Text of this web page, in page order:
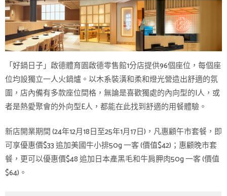
「好鍋日子」啟德體育園啟德零售館1分店提供96個座位，每個座
位均設獨立一人火鍋爐。以木系裝潢和柔和燈光營造出舒適的氛
圍，店內備有多款座位間格，無論是喜歡獨處的內向型的I人，或
者是熱愛聚會的外向型E人，都能在此找到舒適的用餐體驗。
新店開業期間 (24年12月18日至25年1月17日)，凡惠顧午市套餐，即
可享優惠價$33 追加美國牛小排50g 一客 (價值$42)；惠顧晚市套
餐，更可以優惠價$48 追加日本產黑毛和牛肩胛肉50g 一客 (價值
$64)。